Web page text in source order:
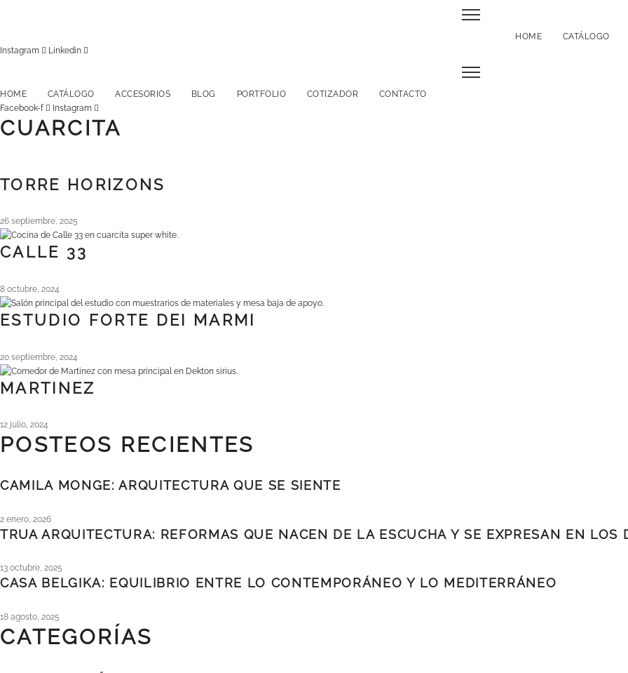
HOME CATÁLOGO
Instagram
Linkedin
HOME CATÁLOGO ACCESORIOS BLOG PORTFOLIO COTIZADOR
CONTACTO
Facebook-f
Instagram
CUARCITA
TORRE HORIZONS
26 septiembre, 2025
CALLE 33
8 octubre, 2024
ESTUDIO FORTE DEI MARMI
20 septiembre, 2024
MARTINEZ
12 julio, 2024
POSTEOS RECIENTES
CAMILA MONGE: ARQUITECTURA QUE SE SIENTE
2 enero, 2026
TRUA ARQUITECTURA: REFORMAS QUE NACEN DE LA ESCUCHA Y SE EXPRESAN EN LOS
13 octubre, 2025
CASA BELGIKA: EQUILIBRIO ENTRE LO CONTEMPORÁNEO Y LO MEDITERRÁNEO
18 agosto, 2025
CATEGORÍAS